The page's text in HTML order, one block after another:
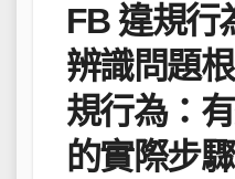
FB 違規行
辨識問題
規行為：
的實際步